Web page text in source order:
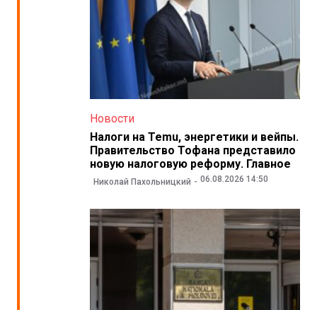
Новости
Налоги на Temu, энергетики и вейпы.
Правительство Тофана представило
новую налоговую реформу. Главное
Николай Пахольницкий 06.08.2026 14:50